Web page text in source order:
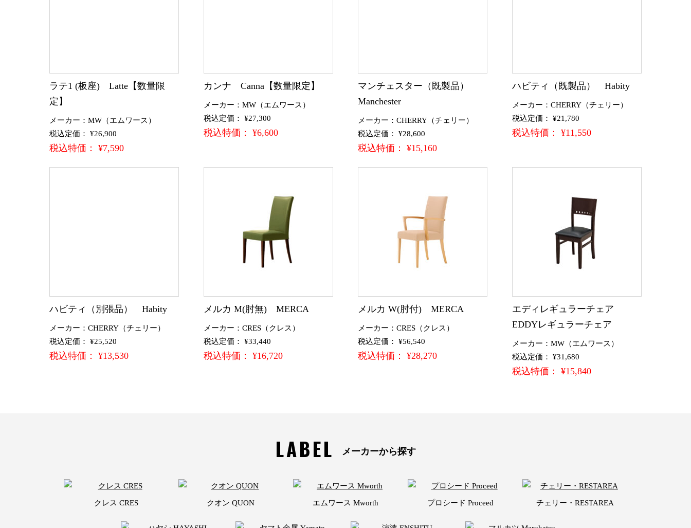
ラテ1 (板座) Latte【数量限
定】
メーカー：MW（エムワース）
税込定価： ¥26,900
税込特価： ¥7,590
カンナ Canna【数量限定】
メーカー：MW（エムワース）
税込定価： ¥27,300
税込特価： ¥6,600
マンチェスター（既製品）
Manchester
メーカー：CHERRY（チェリー）
税込定価： ¥28,600
税込特価： ¥15,160
ハビティ（既製品） Habity
メーカー：CHERRY（チェリー）
税込定価： ¥21,780
税込特価： ¥11,550
ハビティ（別張品） Habity
メーカー：CHERRY（チェリー）
税込定価： ¥25,520
税込特価： ¥13,530
メルカ M(肘無) MERCA
メーカー：CRES（クレス）
税込定価： ¥33,440
税込特価： ¥16,720
メルカ W(肘付) MERCA
メーカー：CRES（クレス）
税込定価： ¥56,540
税込特価： ¥28,270
エディレギュラーチェア
EDDYレギュラーチェア
メーカー：MW（エムワース）
税込定価： ¥31,680
税込特価： ¥15,840
LABEL メーカーから探す
クレス CRES クオン QUON エムワース Mworth プロシード Proceed チェリー・RESTAREA